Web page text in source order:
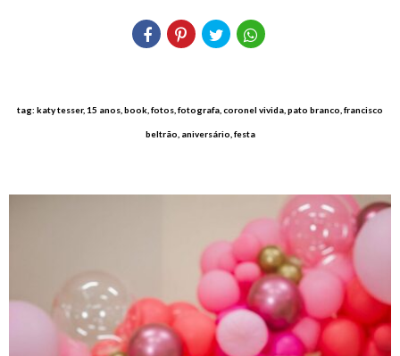
tag: katy tesser, 15 anos, book, fotos, fotografa, coronel vivida, pato branco, francisco
beltrão, aniversário, festa